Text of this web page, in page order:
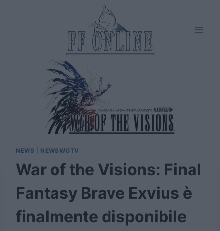
NEWS NEWSWOTV
War of the Visions: Final
Fantasy Brave Exvius è
finalmente disponibile